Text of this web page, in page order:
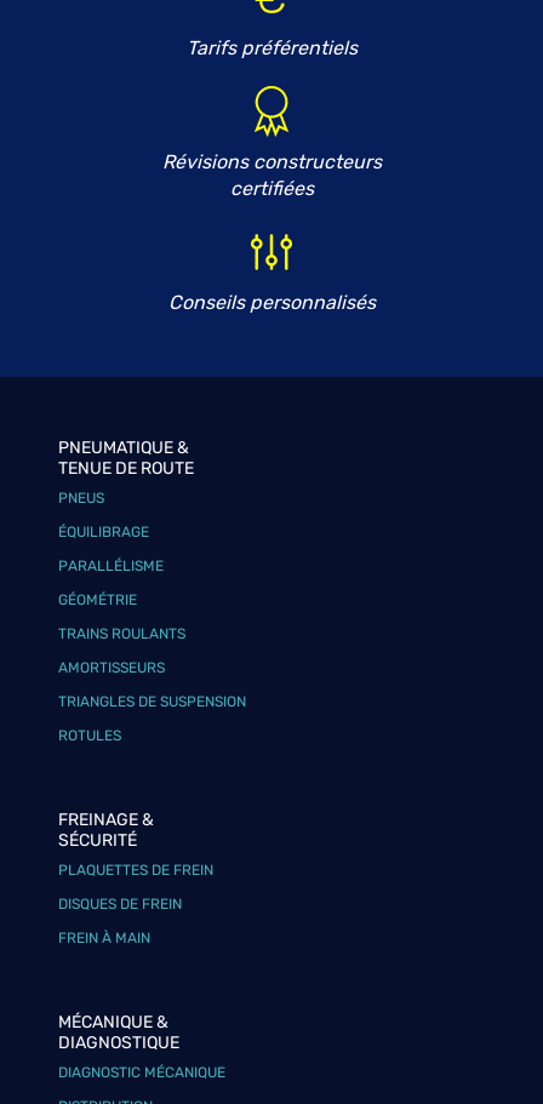
Tarifs préférentiels
Révisions constructeurs
certifiées
Conseils personnalisés
PNEUMATIQUE &
TENUE DE ROUTE
PNEUS
ÉQUILIBRAGE
PARALLÉLISME
GÉOMÉTRIE
TRAINS ROULANTS
AMORTISSEURS
TRIANGLES DE SUSPENSION
ROTULES
FREINAGE &
SÉCURITÉ
PLAQUETTES DE FREIN
DISQUES DE FREIN
FREIN À MAIN
MÉCANIQUE &
DIAGNOSTIQUE
DIAGNOSTIC MÉCANIQUE